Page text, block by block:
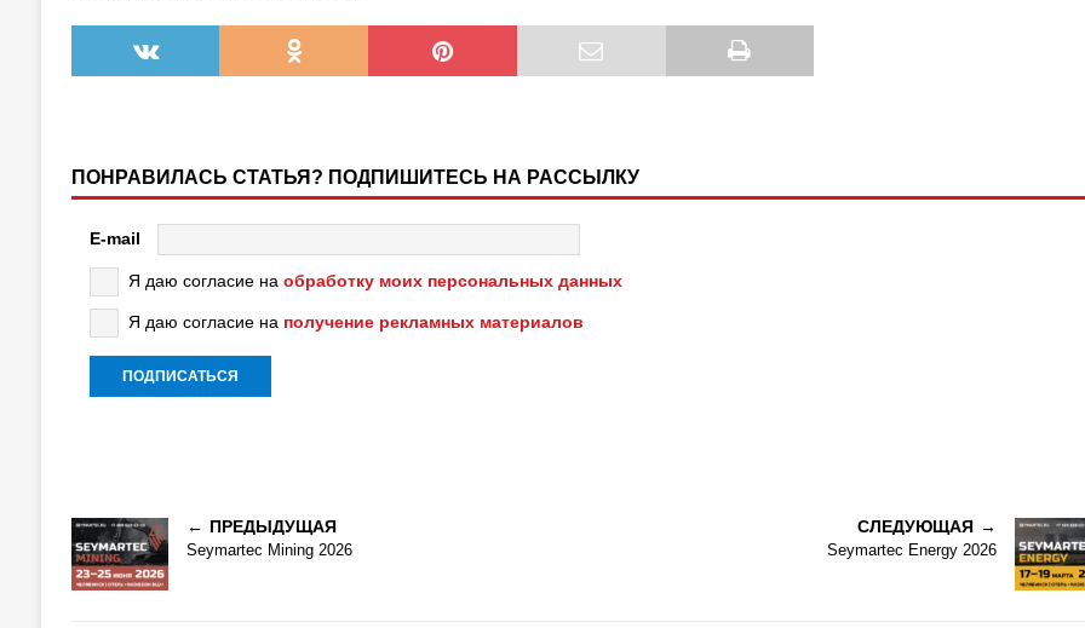
ПОНРАВИЛАСЬ СТАТЬЯ? ПОДПИШИТЕСЬ НА РАССЫЛКУ
E-mail
Я даю согласие на обработку моих персональных данных
Я даю согласие на получение рекламных материалов
ПРЕДЫДУЩАЯ
Seymartec Mining 2026
СЛЕДУЮЩАЯ
Seymartec Energy 2026